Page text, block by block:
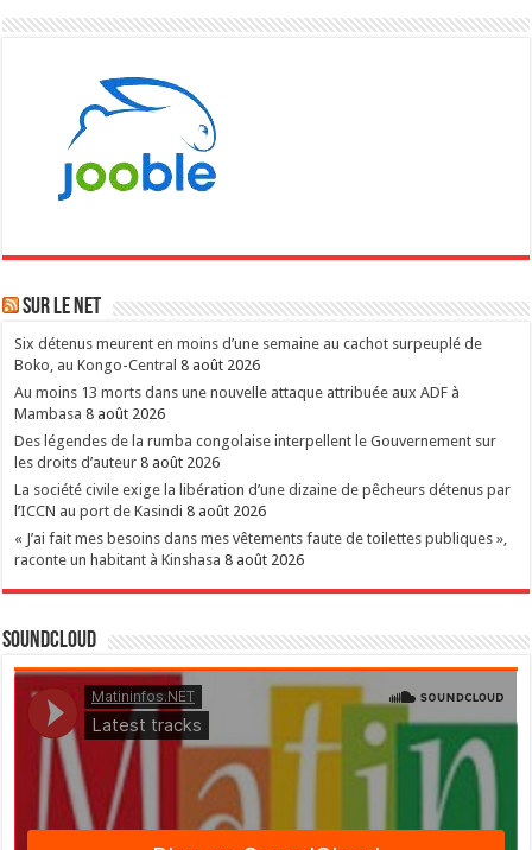
Sur le NET
Six détenus meurent en moins d’une semaine au cachot surpeuplé de
Boko, au Kongo-Central 8 août 2026
Au moins 13 morts dans une nouvelle attaque attribuée aux ADF à
Mambasa 8 août 2026
Des légendes de la rumba congolaise interpellent le Gouvernement sur
les droits d’auteur 8 août 2026
La société civile exige la libération d’une dizaine de pêcheurs détenus par
l’ICCN au port de Kasindi 8 août 2026
« J’ai fait mes besoins dans mes vêtements faute de toilettes publiques »,
raconte un habitant à Kinshasa 8 août 2026
SoundCloud